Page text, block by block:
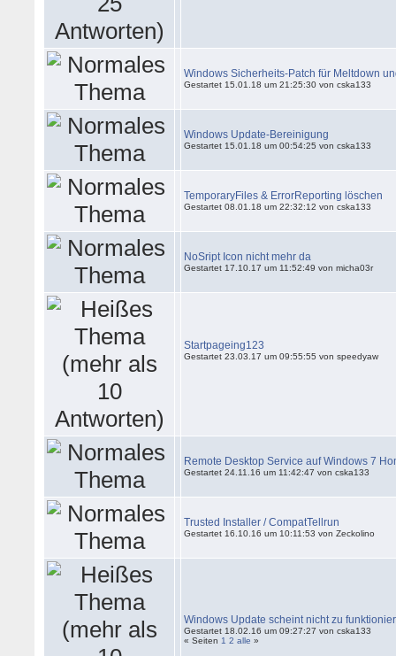
Windows Sicherheits-Patch für Meltdown
Gestartet 15.01.18 um 21:25:30 von cska133
Windows Update-Bereinigung
Gestartet 15.01.18 um 00:54:25 von cska133
TemporaryFiles & ErrorReporting löschen
Gestartet 08.01.18 um 22:32:12 von cska133
NoSript Icon nicht mehr da
Gestartet 17.10.17 um 11:52:49 von micha03r
Startpageing123
Gestartet 23.03.17 um 09:55:55 von speedyaw
Remote Desktop Service auf Windows 7
Gestartet 24.11.16 um 11:42:47 von cska133
Trusted Installer / CompatTellrun
Gestartet 16.10.16 um 10:11:53 von Zeckolino
Windows Update scheint nicht zu
Gestartet 18.02.16 um 09:27:27 von cska133
« Seiten 1 2 alle »